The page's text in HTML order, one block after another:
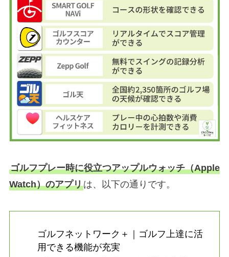
ゴルフプレー時に役立つアップルウォッチ（Apple
Watch）のアプリは、以下の通りです。
ゴルフネットワーク＋｜ゴルフ上達に活
用できる機能が充実